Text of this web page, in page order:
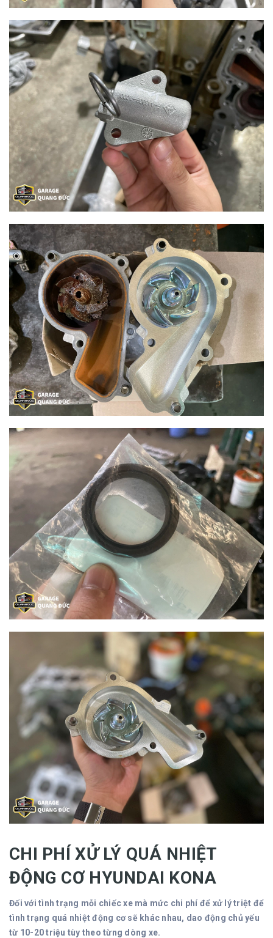
CHI PHÍ XỬ LÝ QUÁ NHIỆT
ĐỘNG CƠ HYUNDAI KONA
Đối với tình trạng mỗi chiếc xe mà mức chi phí để xử lý triệt để
tình trạng quá nhiệt động cơ sẽ khác nhau, dao động chủ yếu
từ 10-20 triệu tùy theo từng dòng xe.